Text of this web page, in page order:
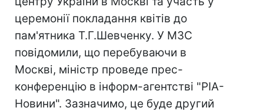
церемонії покладання квітів до
пам'ятника Т.Г.Шевченку. У МЗС
повідомили, що перебуваючи в
Москві, міністр проведе прес-
конференцію в інформ-агентстві "РІА-
Новини". Зазначимо, це буде другий